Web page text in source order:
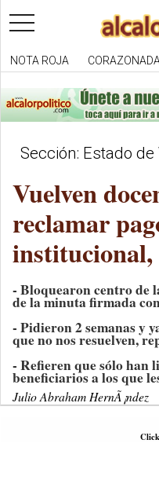
toggle
navigation
NOTA ROJA CORAZONADA
Sección: Estado
Vuelven
reclamar
institucional,
- Bloquearon centro de
de la minuta firmada
- Pidieron 2 semanas y
que no nos resuelven,
- Refieren que sólo han
beneficiarios a los que
Julio Abraham HernÃ¡ndez